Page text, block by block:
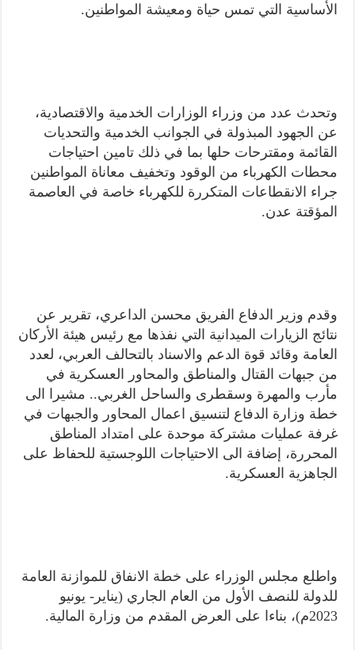
الأساسية التي تمس حياة ومعيشة المواطنين.
وتحدث عدد من وزراء الوزارات الخدمية والاقتصادية،
عن الجهود المبذولة في الجوانب الخدمية والتحديات
القائمة ومقترحات حلها بما في ذلك تامين احتياجات
محطات الكهرباء من الوقود وتخفيف معاناة المواطنين
جراء الانقطاعات المتكررة للكهرباء خاصة في العاصمة
المؤقتة عدن.
وقدم وزير الدفاع الفريق محسن الداعري، تقرير عن
نتائج الزيارات الميدانية التي نفذها مع رئيس هيئة الأركان
العامة وقائد قوة الدعم والاسناد بالتحالف العربي، لعدد
من جبهات القتال والمناطق والمحاور العسكرية في
مأرب والمهرة وسقطرى والساحل الغربي.. مشيرا الى
خطة وزارة الدفاع لتنسيق اعمال المحاور والجبهات في
غرفة عمليات مشتركة موحدة على امتداد المناطق
المحررة، إضافة الى الاحتياجات اللوجستية للحفاظ على
الجاهزية العسكرية.
واطلع مجلس الوزراء على خطة الانفاق للموازنة العامة
للدولة للنصف الأول من العام الجاري (يناير- يونيو
2023م)، بناءا على العرض المقدم من وزارة المالية.